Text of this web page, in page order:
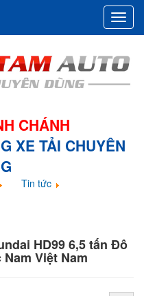
CHÁNH
XE TẢI CHUYÊN
Tin tức
HD99 6,5 tấn Đô
Việt Nam